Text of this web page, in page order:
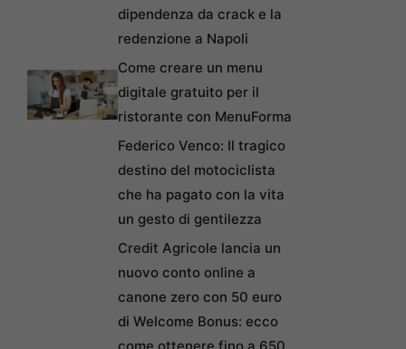
dipendenza da crack e la
redenzione a Napoli
Come creare un menu
digitale gratuito per il
ristorante con MenuForma
Federico Venco: Il tragico
destino del motociclista
che ha pagato con la vita
un gesto di gentilezza
Credit Agricole lancia un
nuovo conto online a
canone zero con 50 euro
di Welcome Bonus: ecco